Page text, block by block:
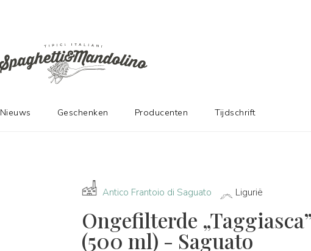
Antico Frantoio di Saguato Ligurië
Ongefilterde
(500 ml) - Saguato
Nieuws Geschenken Producenten Tijdschrift